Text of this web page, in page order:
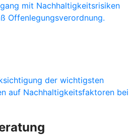
mit Nachhaltigkeitsrisiken
Offenlegungsverordnung.
der wichtigsten
auf Nachhaltigkeitsfaktoren bei